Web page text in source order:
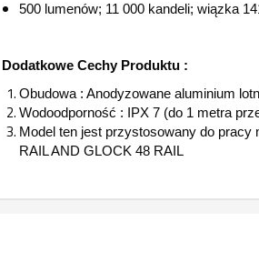
500 lumenów; 11 000 kandeli; wiązka
Dodatkowe Cechy Produktu :
Obudowa : Anodyzowane aluminium
Wodoodporność : IPX 7 (do 1 metra
Model ten jest przystosowany do
RAIL AND GLOCK 48 RAIL